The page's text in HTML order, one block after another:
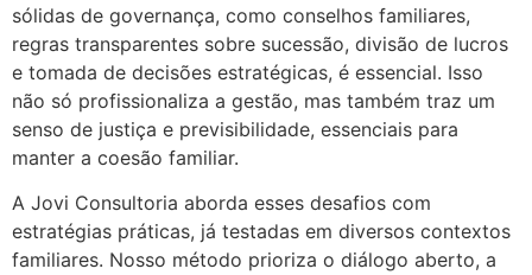
sólidas de governança, como conselhos familiares,
regras transparentes sobre sucessão, divisão de lucros
e tomada de decisões estratégicas, é essencial. Isso
não só profissionaliza a gestão, mas também traz um
senso de justiça e previsibilidade, essenciais para
manter a coesão familiar.
A Jovi Consultoria aborda esses desafios com
estratégias práticas, já testadas em diversos contextos
familiares. Nosso método prioriza o diálogo aberto, a